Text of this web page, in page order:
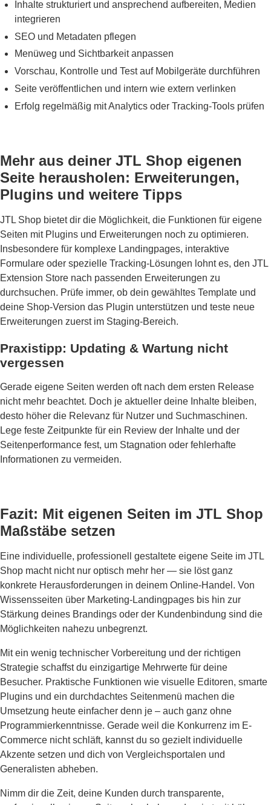
Inhalte strukturiert und ansprechend aufbereiten, Medien
integrieren
SEO und Metadaten pflegen
Menüweg und Sichtbarkeit anpassen
Vorschau, Kontrolle und Test auf Mobilgeräte durchführen
Seite veröffentlichen und intern wie extern verlinken
Erfolg regelmäßig mit Analytics oder Tracking-Tools prüfen
Mehr aus deiner JTL Shop eigenen
Seite herausholen: Erweiterungen,
Plugins und weitere Tipps
JTL Shop bietet dir die Möglichkeit, die Funktionen für eigene
Seiten mit Plugins und Erweiterungen noch zu optimieren.
Insbesondere für komplexe Landingpages, interaktive
Formulare oder spezielle Tracking-Lösungen lohnt es, den JTL
Extension Store nach passenden Erweiterungen zu
durchsuchen. Prüfe immer, ob dein gewähltes Template und
deine Shop-Version das Plugin unterstützen und teste neue
Erweiterungen zuerst im Staging-Bereich.
Praxistipp: Updating & Wartung nicht
vergessen
Gerade eigene Seiten werden oft nach dem ersten Release
nicht mehr beachtet. Doch je aktueller deine Inhalte bleiben,
desto höher die Relevanz für Nutzer und Suchmaschinen.
Lege feste Zeitpunkte für ein Review der Inhalte und der
Seitenperformance fest, um Stagnation oder fehlerhafte
Informationen zu vermeiden.
Fazit: Mit eigenen Seiten im JTL Shop
Maßstäbe setzen
Eine individuelle, professionell gestaltete eigene Seite im JTL
Shop macht nicht nur optisch mehr her — sie löst ganz
konkrete Herausforderungen in deinem Online-Handel. Von
Wissensseiten über Marketing-Landingpages bis hin zur
Stärkung deines Brandings oder der Kundenbindung sind die
Möglichkeiten nahezu unbegrenzt.
Mit ein wenig technischer Vorbereitung und der richtigen
Strategie schaffst du einzigartige Mehrwerte für deine
Besucher. Praktische Funktionen wie visuelle Editoren, smarte
Plugins und ein durchdachtes Seitenmenü machen die
Umsetzung heute einfacher denn je – auch ganz ohne
Programmierkenntnisse. Gerade weil die Konkurrenz im E-
Commerce nicht schläft, kannst du so gezielt individuelle
Akzente setzen und dich von Vergleichsportalen und
Generalisten abheben.
Nimm dir die Zeit, deine Kunden durch transparente,